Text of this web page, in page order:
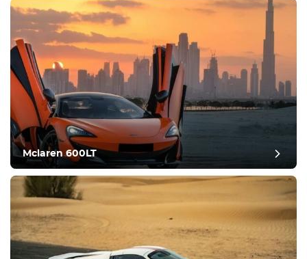
Mclaren 600LT